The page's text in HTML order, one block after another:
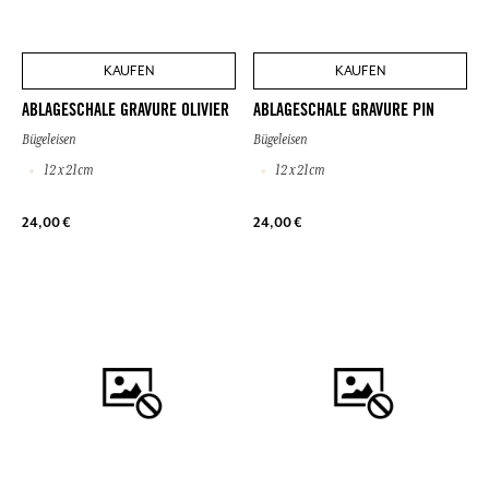
KAUFEN
ABLAGESCHALE GRAVURE OLIVIER
Bügeleisen
12 x 21cm
24,00 €
KAUFEN
ABLAGESCHALE GRAVURE PIN
Bügeleisen
12 x 21cm
24,00 €